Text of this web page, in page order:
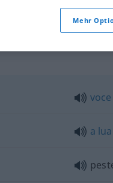
voce
a lua
Mehr